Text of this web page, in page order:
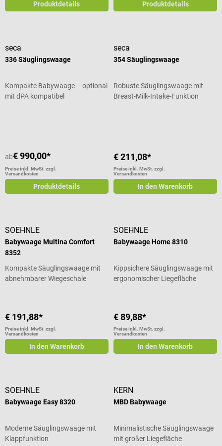
Produktdetails Produktdetails
seca
336 Säuglingswaage
Kompakte Babywaage – optional
mit dPA kompatibel
ab€ 990,00*
Preise inkl. MwSt. zzgl.
Versandkosten
Produktdetails
seca
354 Säuglingswaage
Robuste Säuglingswaage mit
Breast-Milk-Intake-Funktion
€ 211,08*
Preise inkl. MwSt. zzgl.
Versandkosten
In den Warenkorb
SOEHNLE
Babywaage Multina Comfort
8352
Kompakte Säuglingswaage mit
abnehmbarer Wiegeschale
€ 191,88*
Preise inkl. MwSt. zzgl.
Versandkosten
In den Warenkorb
SOEHNLE
Babywaage Home 8310
Kippsichere Säuglingswaage mit
ergonomischer Liegefläche
€ 89,88*
Preise inkl. MwSt. zzgl.
Versandkosten
In den Warenkorb
SOEHNLE
Babywaage Easy 8320
Moderne Säuglingswaage mit
Klappfunktion
KERN
MBD Babywaage
Minimalistische Säuglingswaage
mit großer Liegefläche